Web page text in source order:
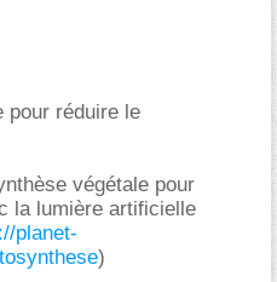
pour réduire le
végétale pour
la lumière artificielle
planet-
)